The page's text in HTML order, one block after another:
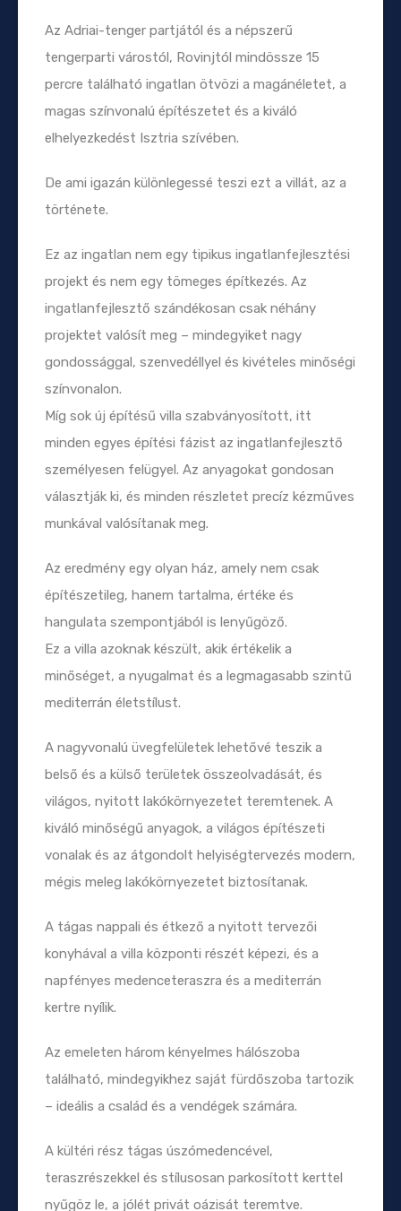
Az Adriai-tenger partjától és a népszerű
tengerparti várostól, Rovinjtól mindössze 15
percre található ingatlan ötvözi a magánéletet, a
magas színvonalú építészetet és a kiváló
elhelyezkedést Isztria szívében.
De ami igazán különlegessé teszi ezt a villát, az a
története.
Ez az ingatlan nem egy tipikus ingatlanfejlesztési
projekt és nem egy tömeges építkezés. Az
ingatlanfejlesztő szándékosan csak néhány
projektet valósít meg – mindegyiket nagy
gondossággal, szenvedéllyel és kivételes minőségi
színvonalon.
Míg sok új építésű villa szabványosított, itt
minden egyes építési fázist az ingatlanfejlesztő
személyesen felügyel. Az anyagokat gondosan
választják ki, és minden részletet precíz kézműves
munkával valósítanak meg.
Az eredmény egy olyan ház, amely nem csak
építészetileg, hanem tartalma, értéke és
hangulata szempontjából is lenyűgöző.
Ez a villa azoknak készült, akik értékelik a
minőséget, a nyugalmat és a legmagasabb szintű
mediterrán életstílust.
A nagyvonalú üvegfelületek lehetővé teszik a
belső és a külső területek összeolvadását, és
világos, nyitott lakókörnyezetet teremtenek. A
kiváló minőségű anyagok, a világos építészeti
vonalak és az átgondolt helyiségtervezés modern,
mégis meleg lakókörnyezetet biztosítanak.
A tágas nappali és étkező a nyitott tervezői
konyhával a villa központi részét képezi, és a
napfényes medenceteraszra és a mediterrán
kertre nyílik.
Az emeleten három kényelmes hálószoba
található, mindegyikhez saját fürdőszoba tartozik
– ideális a család és a vendégek számára.
A kültéri rész tágas úszómedencével,
teraszrészekkel és stílusosan parkosított kerttel
nyűgöz le, a jólét privát oázisát teremtve.